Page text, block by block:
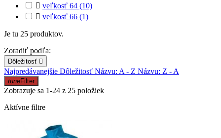
 veľkosť 64 (10)
 veľkosť 66 (1)
Je tu 25 produktov.
Zoradiť podľa:
Dôležitosť 
Najpredávanejšie Dôležitosť Názvu: A - Z Názvu: Z - A
tuneFilter
Zobrazuje sa 1-24 z 25 položiek
Aktívne filtre